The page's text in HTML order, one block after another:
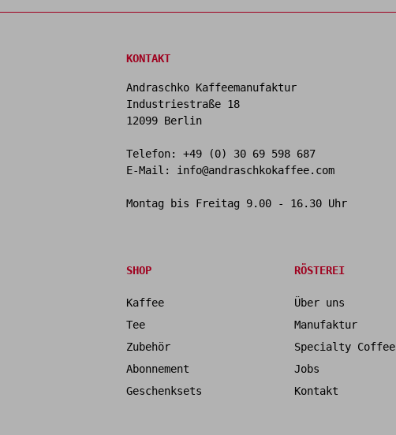
KONTAKT
Andraschko Kaffeemanufaktur
Industriestraße 18
12099 Berlin
Telefon: +49 (0) 30 69 598 687
E-Mail: info@andraschkokaffee.com
Montag bis Freitag 9.00 - 16.30 Uhr
SHOP
Kaffee
Tee
Zubehör
Abonnement
Geschenksets
RÖSTEREI
Über uns
Manufaktur
Specialty Coffee
Jobs
Kontakt